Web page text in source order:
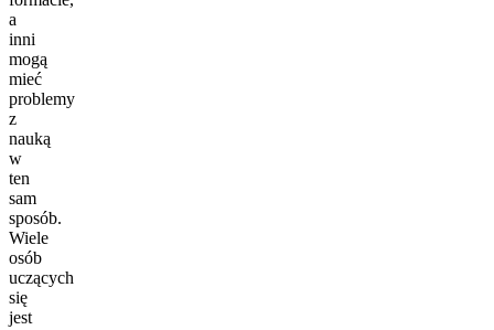
a
inni
mogą
mieć
problemy
z
nauką
w
ten
sam
sposób.
Wiele
osób
uczących
się
jest